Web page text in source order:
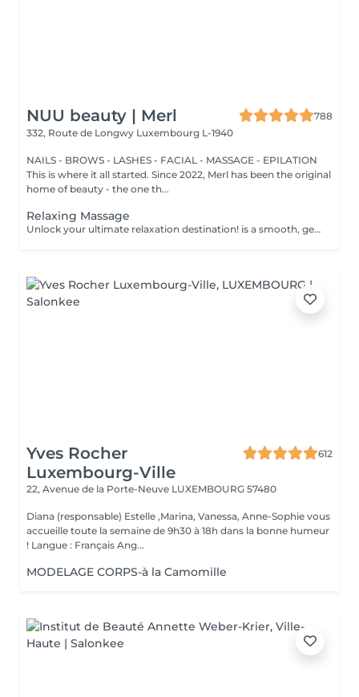
NUU beauty | Merl
788
332, Route de Longwy Luxembourg L-1940
NAILS - BROWS - LASHES - FACIAL - MASSAGE - EPILATION
This is where it all started. Since 2022, Merl has been the original
home of beauty - the one th...
Relaxing Massage
Unlock your ultimate relaxation destination! is a smooth, gentle treatment that relieves muscular tension, increases circulation, and promotes a general sense of relaxation. Benefits of getting a relaxing massage: - improves sleep - reduce stress - eases muscle tension How is a relaxing massage done? - head and neck are massaged - shoulders and back are massaged - hands and arms are massaged - feet and legs are massaged - belly is massaged Age restrictions: there are no age restrictions for this procedure. Post procedure recommendations: do not do sport and any sharp movements 2-3 hours after the procedure. Frequency: 1-2 times per week, 10 times in total. Repeat once in 3-6 months.
Yves Rocher
Luxembourg-Ville
612
22, Avenue de la Porte-Neuve LUXEMBOURG 57480
Diana (responsable) Estelle ,Marina, Vanessa, Anne-Sophie vous
accueille toute la semaine de 9h30 à 18h dans la bonne humeur
! Langue : Français Ang...
MODELAGE CORPS-à la Camomille